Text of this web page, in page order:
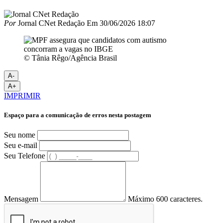
PorJornal CNet Redação Em 30/06/2026 18:07
© Tânia Rêgo/Agência Brasil
A-
A+
IMPRIMIR
Espaço para a comunicação de erros nesta postagem
Seu nome
Seu e-mail
Seu Telefone
Mensagem Máximo 600 caracteres.